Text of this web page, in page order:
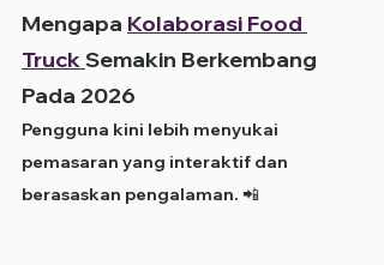
Mengapa Kolaborasi Food
Truck Semakin Berkembang
Pada 2026
Pengguna kini lebih menyukai
pemasaran yang interaktif dan
berasaskan pengalaman. 📲